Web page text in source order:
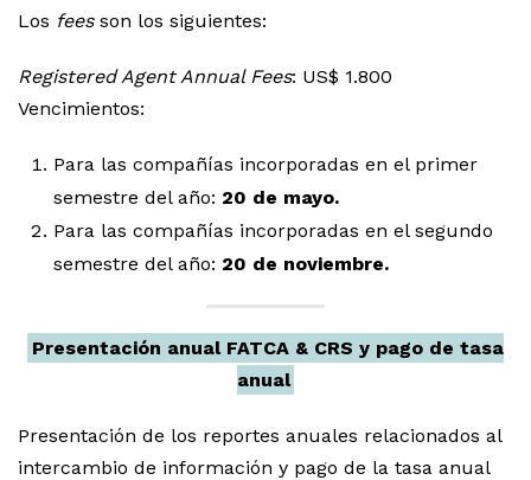
Los fees son los siguientes:
Registered Agent Annual Fees: US$ 1.800
Vencimientos:
Para las compañías incorporadas en el primer
semestre del año: 20 de mayo.
Para las compañías incorporadas en el segundo
semestre del año: 20 de noviembre.
Presentación anual FATCA & CRS y pago de tasa
anual
Presentación de los reportes anuales relacionados al
intercambio de información y pago de la tasa anual